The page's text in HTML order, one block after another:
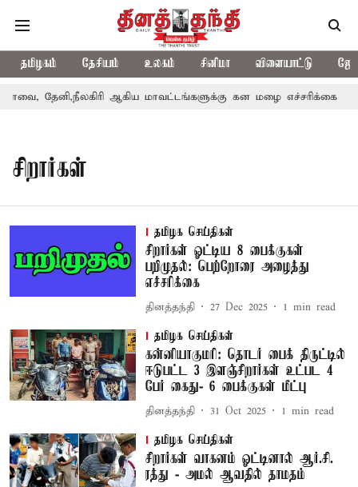
தமிழகம் தேசியம் உலகம் சினிமா விளையாட்டு
தேனி,நீலகிரி ஆகிய மாவட்டங்களுக்கு கன மழை எச்சரிக்கை
சிறார்கள்
தமிழக செய்திகள்
சிறார்கள் ஓட்டிய 8 பைக்குகள்
பறிமுதல்: பெற்றோரை அழைத்து
எச்சரிக்கை
தினத்தந்தி 27 Dec 2025 1 min read
தமிழக செய்திகள்
கன்னியாகுமரி: தொடர் பைக் திருட்டில்
ஈடுபட்ட 3 இளஞ்சிறார்கள் உட்பட 4
பேர் கைது- 6 பைக்குகள் மீட்பு
தினத்தந்தி 31 Oct 2025 1 min read
தமிழக செய்திகள்
சிறார்கள் வாகனம் ஓட்டினால் ஆர்.சி.
ரத்து - அமல் ஆவதில் தாமதம்